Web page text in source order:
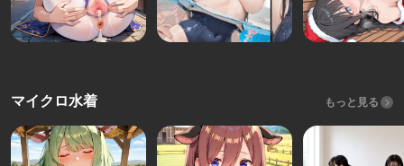
マイクロ水着 もっと見る